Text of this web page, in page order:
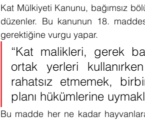
Kat Mülkiyeti Kanunu, bağımsız
düzenler. Bu kanunun 18.
gerektiğine vurgu yapar.
“Kat malikleri, gerek
ortak yerleri
rahatsız etmemek,
planı hükümlerine
Bu madde her ne kadar